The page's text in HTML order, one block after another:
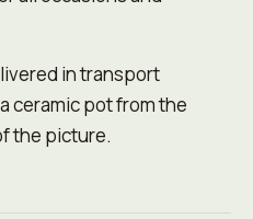
in transport
ceramic pot from the
the picture.